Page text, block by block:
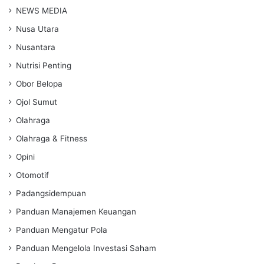
NEWS MEDIA
Nusa Utara
Nusantara
Nutrisi Penting
Obor Belopa
Ojol Sumut
Olahraga
Olahraga & Fitness
Opini
Otomotif
Padangsidempuan
Panduan Manajemen Keuangan
Panduan Mengatur Pola
Panduan Mengelola Investasi Saham